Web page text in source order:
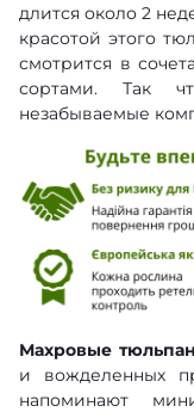
длится около 2
красотой этого
смотрится в
сортами. Так
незабываемые
Махровые
и вожделенных
напоминают